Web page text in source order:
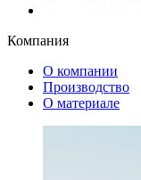
Компания
О компании
Производство
О материале